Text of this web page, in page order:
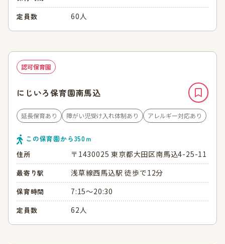
定員数 60人
認可保育園
にじいろ保育園南馬込
延長保育あり 障がい児受け入れ体制あり アレルギー対応あり
この保育園から350ｍ
住所
〒1430025 東京都大田区南馬込4-25-11
最寄り駅 浅草線西馬込駅 徒歩で12分
保育時間 7:15～20:30
定員数 62人